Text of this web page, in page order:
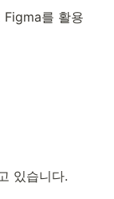
Figma를 활용
있습니다.